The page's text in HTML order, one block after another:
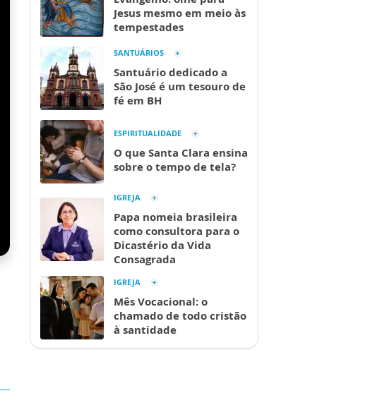
Jesus mesmo em meio às
tempestades
SANTUÁRIOS
Santuário dedicado a
São José é um tesouro de
fé em BH
ESPIRITUALIDADE
O que Santa Clara ensina
sobre o tempo de tela?
IGREJA
Papa nomeia brasileira
como consultora para o
Dicastério da Vida
Consagrada
IGREJA
Mês Vocacional: o
chamado de todo cristão
à santidade